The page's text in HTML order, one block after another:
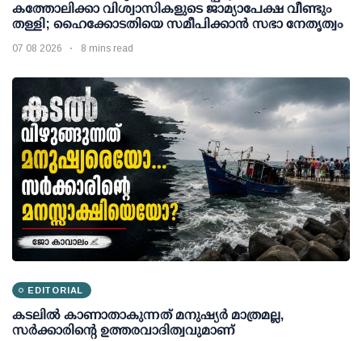
കത്തോലിക്കാ വിശ്വാസികളുടെ ജാമ്യാപേക്ഷ വീണ്ടും
തള്ളി; ഹൈക്കോടതിയെ സമീപിക്കാൻ സഭാ നേതൃത്വം
07 08 2026 8 mins read
EDITORIAL
കടലിൽ കാണാതാകുന്നത് മനുഷ്യർ മാത്രമല്ല,
സർക്കാരിന്റെ ഉത്തരവാദിത്വവുമാണ്